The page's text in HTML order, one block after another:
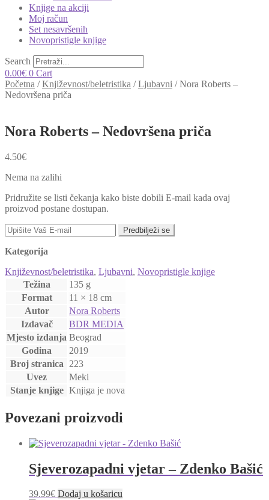
Knjige na akciji
Moj račun
Set nesavršenih
Novopristigle knjige
Search
0.00€ 0 Cart
Početna /Književnost/beletristika /Ljubavni /Nora Roberts –
Nedovršena priča
Nora Roberts – Nedovršena priča
4.50€
Nema na zalihi
Pridružite se listi čekanja kako biste dobili E-mail kada ovaj
proizvod postane dostupan.
Predbilježi se
Kategorija
Književnost/beletristika, Ljubavni, Novopristigle knjige
Težina
135 g
Format
11 × 18 cm
Autor
Nora Roberts
Izdavač
BDR MEDIA
Mjesto izdanja Beograd
Godina
2019
Broj stranica
223
Uvez
Meki
Stanje knjige Knjiga je nova
Povezani proizvodi
Sjeverozapadni vjetar – Zdenko Bašić
39.99€ Dodaj u košaricu